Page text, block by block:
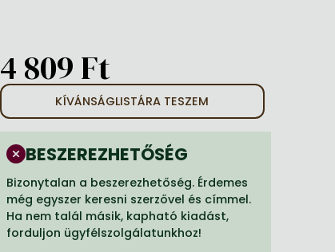
4 809 Ft
KÍVÁNSÁGLISTÁRA TESZEM
BESZEREZHETŐSÉG
Bizonytalan a beszerezhetőség. Érdemes
még egyszer keresni szerzővel és címmel.
Ha nem talál másik, kapható kiadást,
forduljon ügyfélszolgálatunkhoz!